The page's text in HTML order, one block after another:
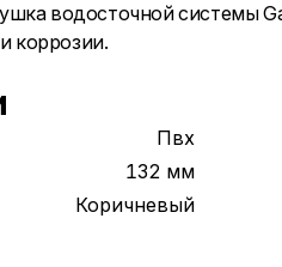
водосточной системы
коррозии.
Пвх
132 мм
Коричневый